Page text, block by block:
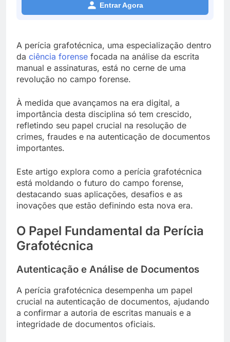
Entrar Agora
A perícia grafotécnica, uma especialização dentro
da ciência forense focada na análise da escrita
manual e assinaturas, está no cerne de uma
revolução no campo forense.
À medida que avançamos na era digital, a
importância desta disciplina só tem crescido,
refletindo seu papel crucial na resolução de
crimes, fraudes e na autenticação de documentos
importantes.
Este artigo explora como a perícia grafotécnica
está moldando o futuro do campo forense,
destacando suas aplicações, desafios e as
inovações que estão definindo esta nova era.
O Papel Fundamental da Perícia
Grafotécnica
Autenticação e Análise de Documentos
A perícia grafotécnica desempenha um papel
crucial na autenticação de documentos, ajudando
a confirmar a autoria de escritas manuais e a
integridade de documentos oficiais.